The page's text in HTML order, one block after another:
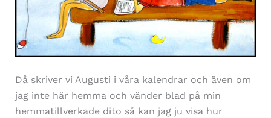
Då skriver vi Augusti i våra kalendrar och även om
jag inte här hemma och vänder blad på min
hemmatillverkade dito så kan jag ju visa hur